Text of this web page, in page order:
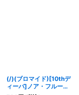
(/)(ブロマイド)[10thデ
ィーバ]ノア・フルール